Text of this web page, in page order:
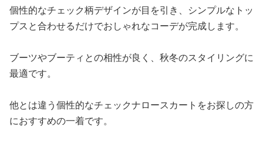
個性的なチェック柄デザインが目を引き、シンプルなトッ
プスと合わせるだけでおしゃれなコーデが完成します。
ブーツやブーティとの相性が良く、秋冬のスタイリングに
最適です。
他とは違う個性的なチェックナロースカートをお探しの方
におすすめの一着です。